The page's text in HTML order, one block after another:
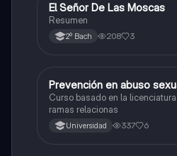
Historia
El Señor De Las Moscas
Resumen
2º Bach 208 3
Ética y valores
Prevención en abuso
Curso basado en la
ramas relacionas
Universidad 337 6